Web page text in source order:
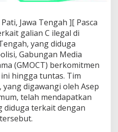
a
n
B
e
l
a
k
a
,
G
a
l
Pati, Jawa Tengah ][ Pasca
galian C ilegal di
yang diduga
Gabungan Media
(GMOCT) berkomitmen
hingga tuntas. Tim
digawangi oleh Asep
telah mendapatkan
diduga terkait dengan